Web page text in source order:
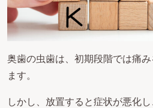
奥歯の虫歯は、初期段階では痛
ます。
しかし、放置すると症状が悪化